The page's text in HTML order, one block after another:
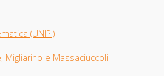
(UNIPI)
Migliarino e Massaciuccoli